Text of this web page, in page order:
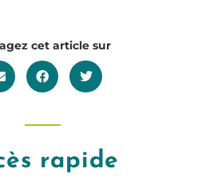
cet article sur
rapide